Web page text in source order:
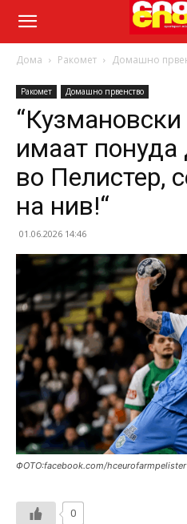
Дома Ракомет Домашно
Ракомет Домашно првенство
имаат понуда
во Пелистер,
на нив!“
01.06.2026 14:46
ФОТО:facebook.com/hceurofarmpelister
0